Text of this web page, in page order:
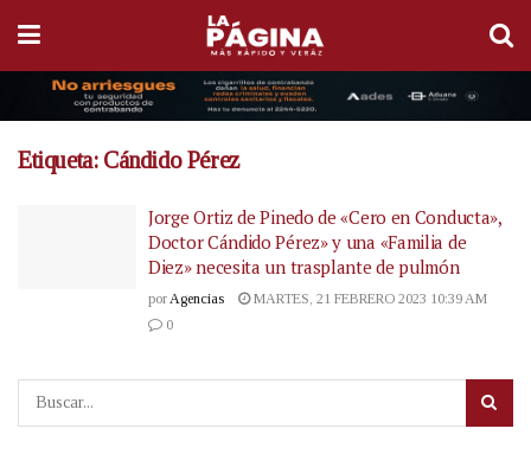
Etiqueta: Cándido Pérez
Jorge Ortiz de Pinedo de «Cero en Conducta»,
Doctor Cándido Pérez» y una «Familia de
Diez» necesita un trasplante de pulmón
por Agencias
MARTES, 21 FEBRERO 2023 10:39 AM
0